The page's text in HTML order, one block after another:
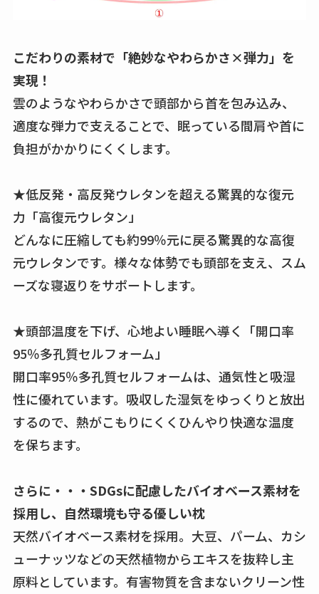
こだわりの素材で「絶妙なやわらかさ×弾力」を
実現！
雲のようなやわらかさで頭部から首を包み込み、
適度な弾力で支えることで、眠っている間肩や首に
負担がかかりにくくします。
★低反発・高反発ウレタンを超える驚異的な復元
力「高復元ウレタン」
どんなに圧縮しても約99％元に戻る驚異的な高復
元ウレタンです。様々な体勢でも頭部を支え、スム
ーズな寝返りをサポートします。
★頭部温度を下げ、心地よい睡眠へ導く「開口率
95％多孔質セルフォーム」
開口率95％多孔質セルフォームは、通気性と吸湿
性に優れています。吸収した湿気をゆっくりと放出
するので、熱がこもりにくくひんやり快適な温度
を保ちます。
さらに・・・SDGsに配慮したバイオベース素材を
採用し、自然環境も守る優しい枕
天然バイオベース素材を採用。大豆、パーム、カシ
ューナッツなどの天然植物からエキスを抜粋し主
原料としています。有害物質を含まないクリーン性